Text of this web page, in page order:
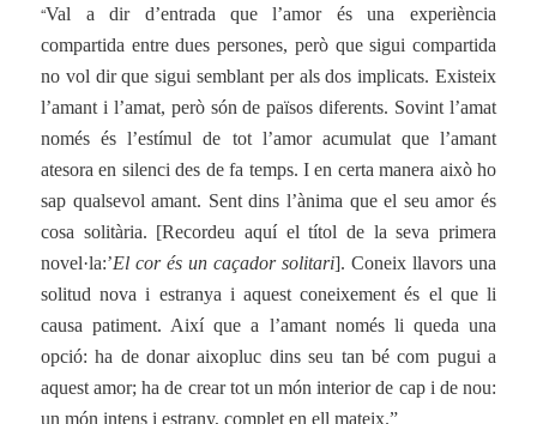
“Val a dir d’entrada que l’amor és una experiència
compartida entre dues persones, però que sigui compartida
no vol dir que sigui semblant per als dos implicats. Existeix
l’amant i l’amat, però són de països diferents. Sovint l’amat
només és l’estímul de tot l’amor acumulat que l’amant
atesora en silenci des de fa temps. I en certa manera això ho
sap qualsevol amant. Sent dins l’ànima que el seu amor és
cosa solitària. [Recordeu aquí el títol de la seva primera
novel·la:’El cor és un caçador solitari]. Coneix llavors una
solitud nova i estranya i aquest coneixement és el que li
causa patiment. Així que a l’amant només li queda una
opció: ha de donar aixopluc dins seu tan bé com pugui a
aquest amor; ha de crear tot un món interior de cap i de nou:
un món intens i estrany, complet en ell mateix.”